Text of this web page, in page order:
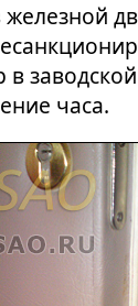
железной
часа.